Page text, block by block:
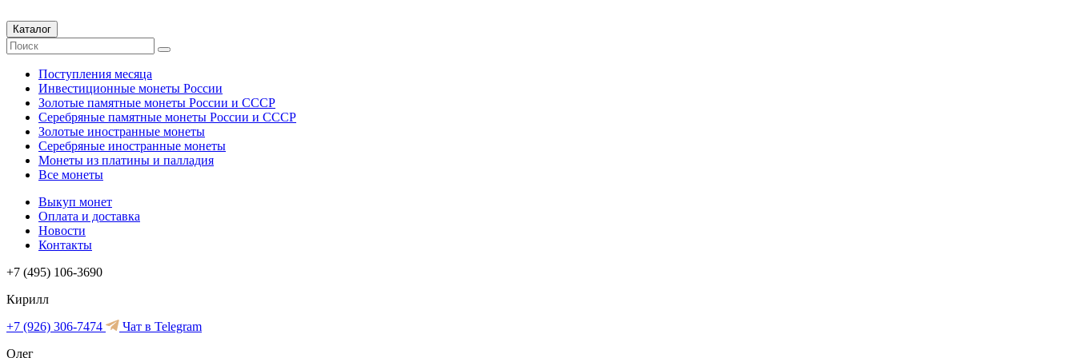
Каталог
Поступления месяца
Инвестиционные монеты России
Золотые памятные монеты России и СССР
Серебряные памятные монеты России и СССР
Золотые иностранные монеты
Серебряные иностранные монеты
Монеты из платины и палладия
Все монеты
Выкуп монет
Оплата и доставка
Новости
Контакты
+7 (495) 106-3690
Кирилл
+7 (926) 306-7474
Чат в Telegram
Олег